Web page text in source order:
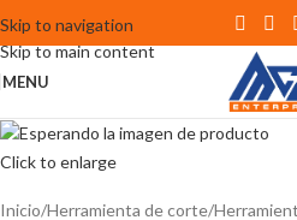
Skip to navigation
Skip to main content
MENU
Click to enlarge
Inicio Herramienta de corte